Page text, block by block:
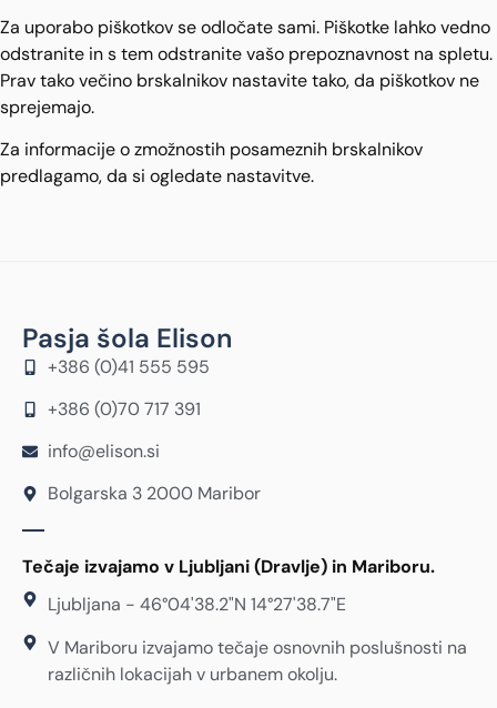
Za uporabo piškotkov se odločate sami. Piškotke lahko vedno
odstranite in s tem odstranite vašo prepoznavnost na spletu.
Prav tako večino brskalnikov nastavite tako, da piškotkov ne
sprejemajo.
Za informacije o zmožnostih posameznih brskalnikov
predlagamo, da si ogledate nastavitve.
Pasja šola Elison
+386 (0)41 555 595
+386 (0)70 717 391
info@elison.si
Bolgarska 3 2000 Maribor
Tečaje izvajamo v Ljubljani (Dravlje) in Mariboru.
Ljubljana - 46°04'38.2"N 14°27'38.7"E
V Mariboru izvajamo tečaje osnovnih poslušnosti na
različnih lokacijah v urbanem okolju.